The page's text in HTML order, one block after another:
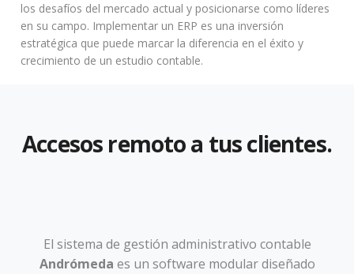
los desafíos del mercado actual y posicionarse como líderes
en su campo. Implementar un ERP es una inversión
estratégica que puede marcar la diferencia en el éxito y
crecimiento de un estudio contable.
Accesos remoto a tus clientes.
El sistema de gestión administrativo contable
Andrómeda es un software modular diseñado